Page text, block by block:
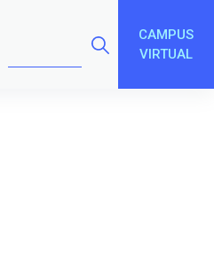
CAMPUS
VIRTUAL